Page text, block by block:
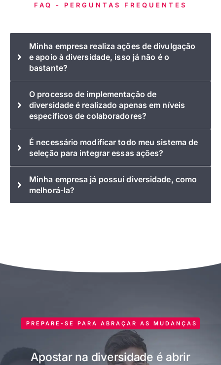
FAQ - PERGUNTAS FREQUENTES
Minha empresa realiza ações de divulgação
e apoio à diversidade, isso já não é o
bastante?
O processo de implementação de
diversidade é realizado apenas em níveis
específicos de colaboradores?
É necessário modificar todo meu sistema de
seleção para integrar essas ações?
Minha empresa já possui diversidade, como
melhorá-la?
PREPARE-SE PARA ABRAÇAR AS MUDANÇAS
Apostar na diversidade é abrir